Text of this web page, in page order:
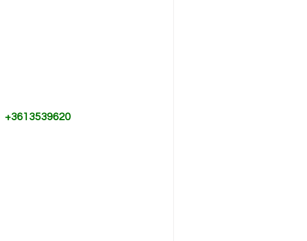
+3613539620